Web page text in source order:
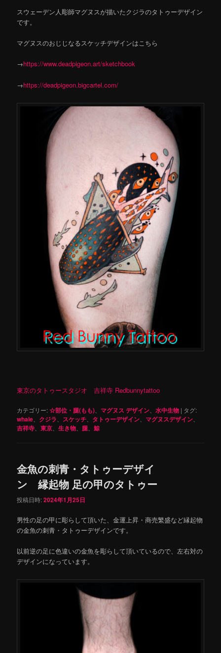
スウェーデン人彫師マグヌスが描いたクジラのタトゥーデザイン
です。
マグヌスのおじじなるスケッチデザインはこちら
→https://www.deadpigeon.art/sketchbook
→https://deadpigeon.bigcartel.com/
東京のタトゥースタジオ 吉祥寺 Redbunnytattoo
カテゴリー:☆部位・腿(もも) マグヌス デザイン 、水中生物 | タグ:
whale クジラ スケッチ タトゥーデザイン マグヌスデザイン
吉祥寺 、東京 、生き物 腿 、鯨
金魚の刺青・タトゥーデザイ
ン 縁起物 足の甲のタトゥー
投稿日時:2024年1月25日
男性の足の甲に彫らして頂いた、金運上昇・商売繁盛など縁起物
の金魚の刺青・タトゥーデザインです。
以前逆の足に色違いの金魚を彫らして頂いているので、左右対の
デザインになっています。